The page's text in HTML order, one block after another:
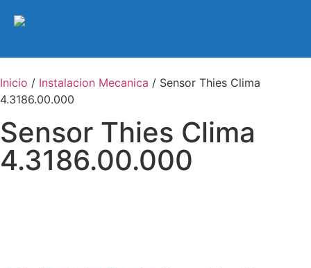
Inicio / Instalacion Mecanica / Sensor Thies Clima
4.3186.00.000
Sensor Thies Clima
4.3186.00.000